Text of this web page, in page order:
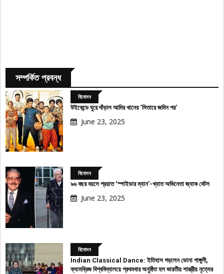
সম্পর্কিত প্রবন্ধ
বিনোদন
উইকেন্ডে ঘুরে দাঁড়াল আমির খানের ‘সিতারে জমিন পর’
June 23, 2025
বিনোদন
৯৬ বছর বয়সে প্রয়াত ‘স্পাইডার ম্যান’-খ্যাত অভিনেতা জ্যাক বেটস
June 23, 2025
বিনোদন
Indian Classical Dance: ইতিহাস গড়লেন ডোনা গাঙ্গুলী,
ক্যামব্রিজ বিশ্ববিদ্যালয়ে প্রথমবার অনুষ্ঠিত হল ভারতীয় শাস্ত্রীয় নৃত্যের